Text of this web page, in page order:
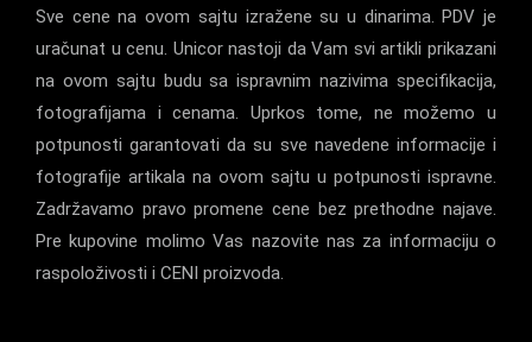
Sve cene na ovom sajtu izražene su u dinarima. PDV je
uračunat u cenu. Unicor nastoji da Vam svi artikli prikazani
na ovom sajtu budu sa ispravnim nazivima specifikacija,
fotografijama i cenama. Uprkos tome, ne možemo u
potpunosti garantovati da su sve navedene informacije i
fotografije artikala na ovom sajtu u potpunosti ispravne.
Zadržavamo pravo promene cene bez prethodne najave.
Pre kupovine molimo Vas nazovite nas za informaciju o
raspoloživosti i CENI proizvoda.